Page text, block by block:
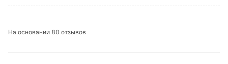
На основании 80 отзывов